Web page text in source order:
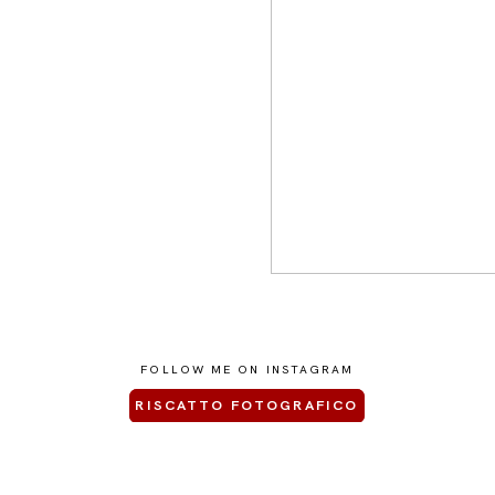
FOLLOW ME ON INSTAGRAM
RISCATTO FOTOGRAFICO